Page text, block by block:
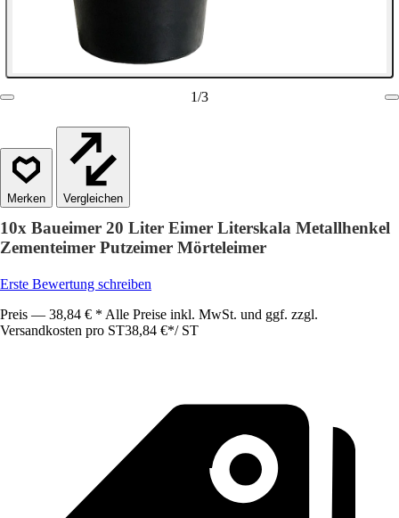
1/3
Vergleichen
10x Baueimer 20 Liter Eimer Literskala Metallhenkel
Zementeimer Putzeimer Mörteleimer
Erste Bewertung schreiben
Preis — 38,84 € * Alle Preise inkl. MwSt. und ggf. zzgl.
Versandkosten pro ST38,84 €*/ ST